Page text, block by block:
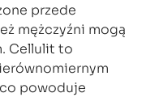
przede
mężczyźni mogą
Cellulit to
co powoduje